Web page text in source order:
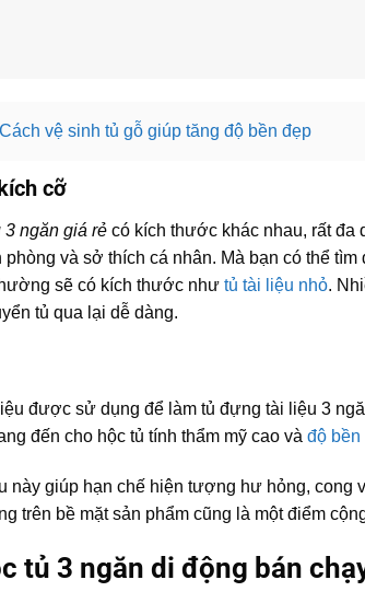
Cách vệ sinh tủ gỗ giúp tăng độ bền đẹp
cỡ
3 ngăn giá rẻ có kích thước khác nhau, rất đa
phòng và sở thích cá nhân. Mà bạn có thể
sẽ có kích thước như tủ tài liệu nhỏ.
tủ qua lại dễ dàng.
được sử dụng để làm tủ đựng tài liệu 3
đến cho hộc tủ tính thẩm mỹ cao và độ bền
này giúp hạn chế hiện tượng hư hỏng, cong
trên bề mặt sản phẩm cũng là một điểm
tủ 3 ngăn di động bán